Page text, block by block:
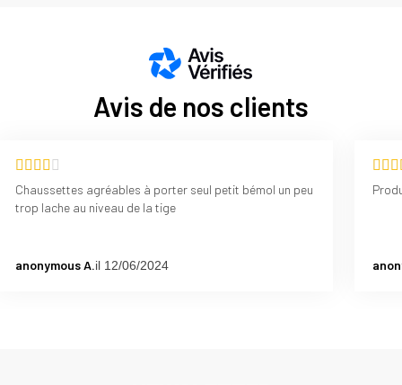
Avis de nos clients
Chaussettes agréables à porter seul petit bémol un peu
trop lache au niveau de la tige
anonymous A.il 12/06/2024